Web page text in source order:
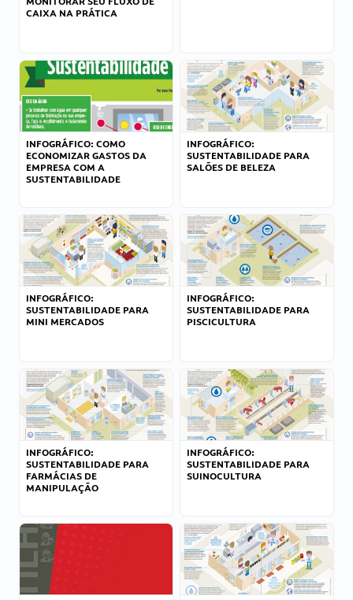
CAIXA NA PRÁTICA
INFOGRÁFICO: COMO
ECONOMIZAR GASTOS DA
EMPRESA COM A
SUSTENTABILIDADE
INFOGRÁFICO:
SUSTENTABILIDADE PARA
SALÕES DE BELEZA
INFOGRÁFICO:
SUSTENTABILIDADE PARA
MINI MERCADOS
INFOGRÁFICO:
SUSTENTABILIDADE PARA
PISCICULTURA
INFOGRÁFICO:
SUSTENTABILIDADE PARA
FARMÁCIAS DE
MANIPULAÇÃO
INFOGRÁFICO:
SUSTENTABILIDADE PARA
SUINOCULTURA